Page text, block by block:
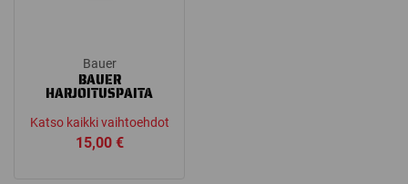
Bauer
BAUER
HARJOITUSPAITA
Katso kaikki vaihtoehdot
15,00 €